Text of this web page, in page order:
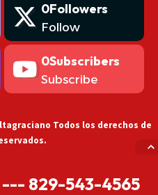
0Followers
Follow
0Subscribers
Subscribe
Todos los derechos de
829-543-4565